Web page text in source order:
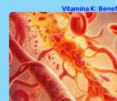
Vitamina K:
Interacțiuni în